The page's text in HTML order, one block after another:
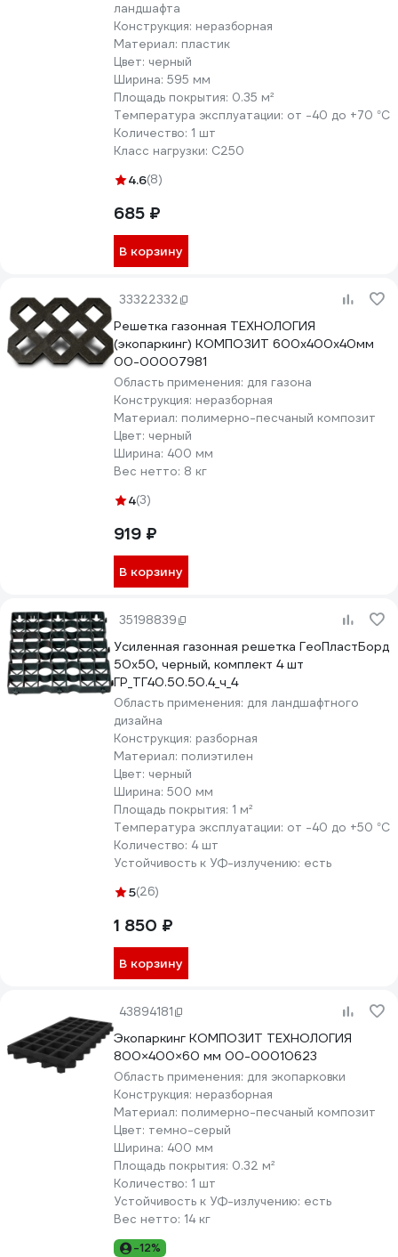
ландшафта
Конструкция: неразборная
Материал: пластик
Цвет: черный
Ширина: 595 мм
Площадь покрытия: 0.35 м²
Температура эксплуатации: от -40 до +70 °С
Количество: 1 шт
Класс нагрузки: С250
4.6(8)
685 ₽
В корзину
33322332
Решетка газонная ТЕХНОЛОГИЯ
(экопаркинг) КОМПОЗИТ 600x400x40мм
00-00007981
Область применения: для газона
Конструкция: неразборная
Материал: полимерно-песчаный композит
Цвет: черный
Ширина: 400 мм
Вес нетто: 8 кг
4(3)
919 ₽
В корзину
35198839
Усиленная газонная решетка ГеоПластБорд
50x50, черный, комплект 4 шт
ГР_ТГ40.50.50.4_ч_4
Область применения: для ландшафтного
дизайна
Конструкция: разборная
Материал: полиэтилен
Цвет: черный
Ширина: 500 мм
Площадь покрытия: 1 м²
Температура эксплуатации: от -40 до +50 °С
Количество: 4 шт
Устойчивость к УФ-излучению: есть
5(26)
1 850 ₽
В корзину
43894181
Экопаркинг КОМПОЗИТ ТЕХНОЛОГИЯ
800×400×60 мм 00-00010623
Область применения: для экопарковки
Конструкция: неразборная
Материал: полимерно-песчаный композит
Цвет: темно-серый
Ширина: 400 мм
Площадь покрытия: 0.32 м²
Количество: 1 шт
Устойчивость к УФ-излучению: есть
Вес нетто: 14 кг
-12%